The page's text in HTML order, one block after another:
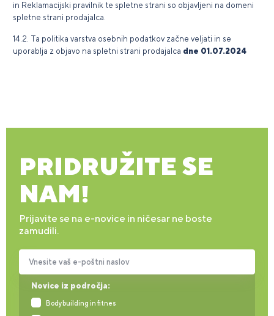
in Reklamacijski pravilnik te spletne strani so objavljeni na domeni
spletne strani prodajalca.
14.2. Ta politika varstva osebnih podatkov začne veljati in se
uporablja z objavo na spletni strani prodajalca dne 01.07.2024
PRIDRUŽITE SE
NAM!
Prijavite se na e-novice in ničesar ne boste
zamudili.
Novice iz področja:
Bodybuilding in fitnes
Vnesite vaš e-poštni naslov